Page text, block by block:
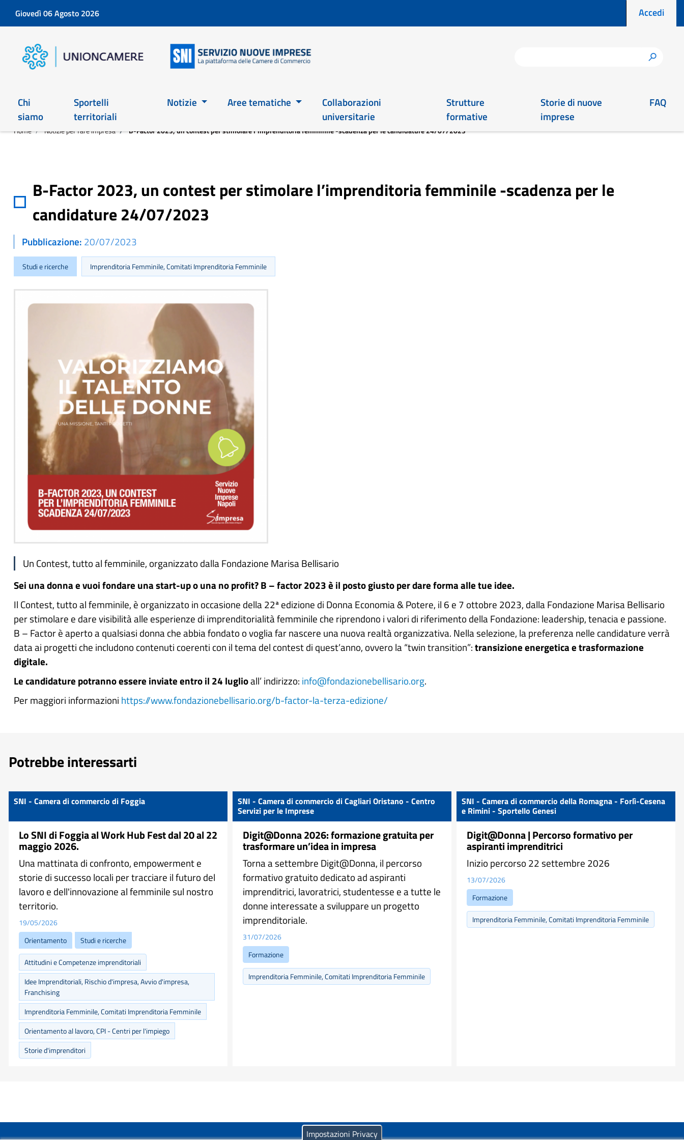
Giovedì 06 Agosto 2026 Menu
Accedi
h
Main 2026
Chi
siamo
Sportelli
territoriali
Notizie Aree tematiche
Collaborazioni
universitarie
Strutture
formative
Storie di nuove
imprese
FAQ
Home Notizie per fare impresa B-Factor 2023, un contest per stimolare l’imprenditoria femminile -scadenza per le candidature 24/07/2023
B-Factor 2023, un contest per stimolare l’imprenditoria femminile -scadenza per le
candidature 24/07/2023
Pubblicazione 20/07/2023
Studi e ricerche Imprenditoria Femminile, Comitati Imprenditoria Femminile
Un Contest, tutto al femminile, organizzato dalla Fondazione Marisa Bellisario
Sei una donna e vuoi fondare una start-up o una no profit? B – factor 2023 è il posto giusto per dare forma alle tue idee.
Il Contest, tutto al femminile, è organizzato in occasione della 22ª edizione di Donna Economia & Potere, il 6 e 7 ottobre 2023, dalla Fondazione Marisa Bellisario
per stimolare e dare visibilità alle esperienze di imprenditorialità femminile che riprendono i valori di riferimento della Fondazione: leadership, tenacia e passione.
B – Factor è aperto a qualsiasi donna cheabbia fondato o voglia far nascere una nuova realtà organizzativa. Nella selezione, la preferenza nelle candidature verrà
data ai progetti che includono contenuti coerenti con il tema del contest di quest’anno, ovvero la “twin transition”:transizione energetica e trasformazione
digitale.
Le candidature potranno essere inviate entro il 24 luglioall’ indirizzo: info@fondazionebellisario.org.
Per maggiori informazioni https://www.fondazionebellisario.org/b-factor-la-terza-edizione/
Potrebbe interessarti
SNI - Camera di commercio di Foggia
Lo SNI di Foggia al Work Hub Fest dal 20 al 22
maggio 2026.
Una mattinata di confronto, empowerment e
storie di successo locali per tracciare il futuro del
lavoro e dell'innovazione al femminile sul nostro
territorio.
19/05/2026
Orientamento
Studi e ricerche
Attitudini e Competenze imprenditoriali
Idee Imprenditoriali, Rischio d'impresa, Avvio d'impresa,
Franchising
Imprenditoria Femminile, Comitati Imprenditoria Femminile
Orientamento al lavoro, CPI - Centri per l'impiego
Storie d'imprenditori
SNI - Camera di commercio di Cagliari Oristano - Centro
Servizi per le Imprese
Digit@Donna 2026: formazione gratuita per
trasformare un’idea in impresa
Torna a settembre Digit@Donna, il percorso
formativo gratuito dedicato ad aspiranti
imprenditrici, lavoratrici, studentesse e a tutte le
donne interessate a sviluppare un progetto
imprenditoriale.
31/07/2026
Formazione
Imprenditoria Femminile, Comitati Imprenditoria Femminile
SNI - Camera di commercio della Romagna - Forlì-Cesena
e Rimini - Sportello Genesi
Digit@Donna | Percorso formativo per
aspiranti imprenditrici
Inizio percorso 22 settembre 2026
13/07/2026
Formazione
Imprenditoria Femminile, Comitati Imprenditoria Femminile
Impostazioni Privacy